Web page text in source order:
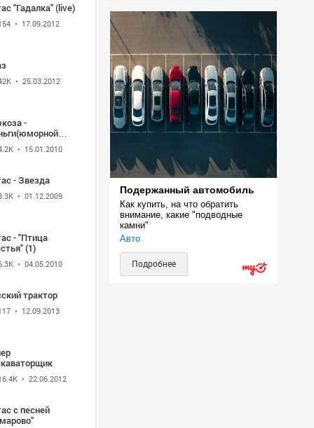
"Гадалка" (live)
• 17.09.2012
• 25.03.2012
-
• 15.01.2010
- Звезда
• 01.12.2009
- "Птица
(1)
• 04.05.2010
трактор
• 12.09.2013
• 22.06.2012
с песней
Подержанный автомобиль
Как купить, на что обратить
внимание, какие "подводные
камни"
Авто
Подробнее